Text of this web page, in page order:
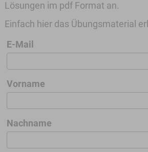
Lösungen im pdf Format an.
Einfach hier das Übungsmaterial
E-Mail
Vorname
Nachname